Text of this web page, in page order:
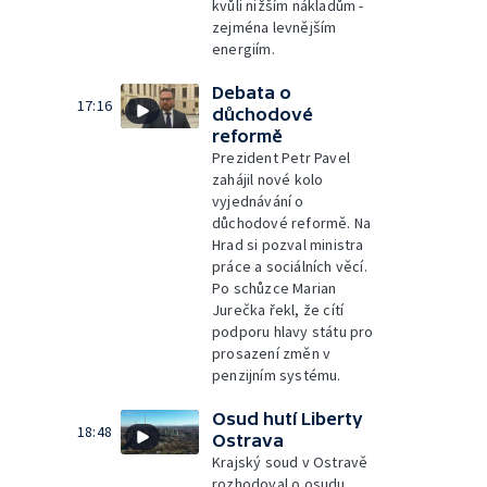
kvůli nižším nákladům -
zejména levnějším
energiím.
17:16
Debata o
důchodové
reformě
Prezident Petr Pavel
zahájil nové kolo
vyjednávání o
důchodové reformě. Na
Hrad si pozval ministra
práce a sociálních věcí.
Po schůzce Marian
Jurečka řekl, že cítí
podporu hlavy státu pro
prosazení změn v
penzijním systému.
18:48
Osud hutí Liberty
Ostrava
Krajský soud v Ostravě